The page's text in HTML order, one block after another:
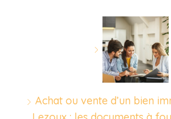
Achat ou vente d’un bien